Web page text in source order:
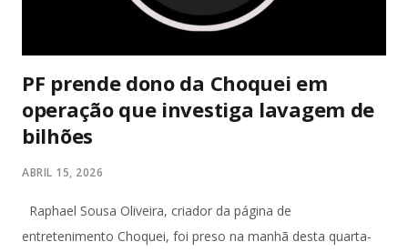
PF prende dono da Choquei em
operação que investiga lavagem de
bilhões
ABRIL 15, 2026
Raphael Sousa Oliveira, criador da página de
entretenimento Choquei, foi preso na manhã desta quarta-